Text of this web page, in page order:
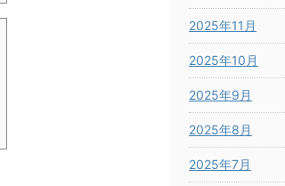
2025年11月
2025年10月
2025年9月
2025年8月
2025年7月